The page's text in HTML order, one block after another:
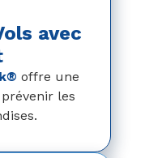
avec
offre une
les